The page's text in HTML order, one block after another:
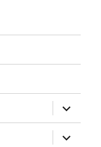
anzeigen
anzeigen